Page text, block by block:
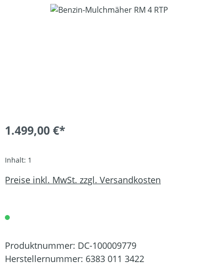
Bildergalerie überspringen
1.499,00 €*
Inhalt: 1
Preise inkl. MwSt. zzgl. Versandkosten
Produktnummer: DC-100009779
Herstellernummer: 6383 011 3422